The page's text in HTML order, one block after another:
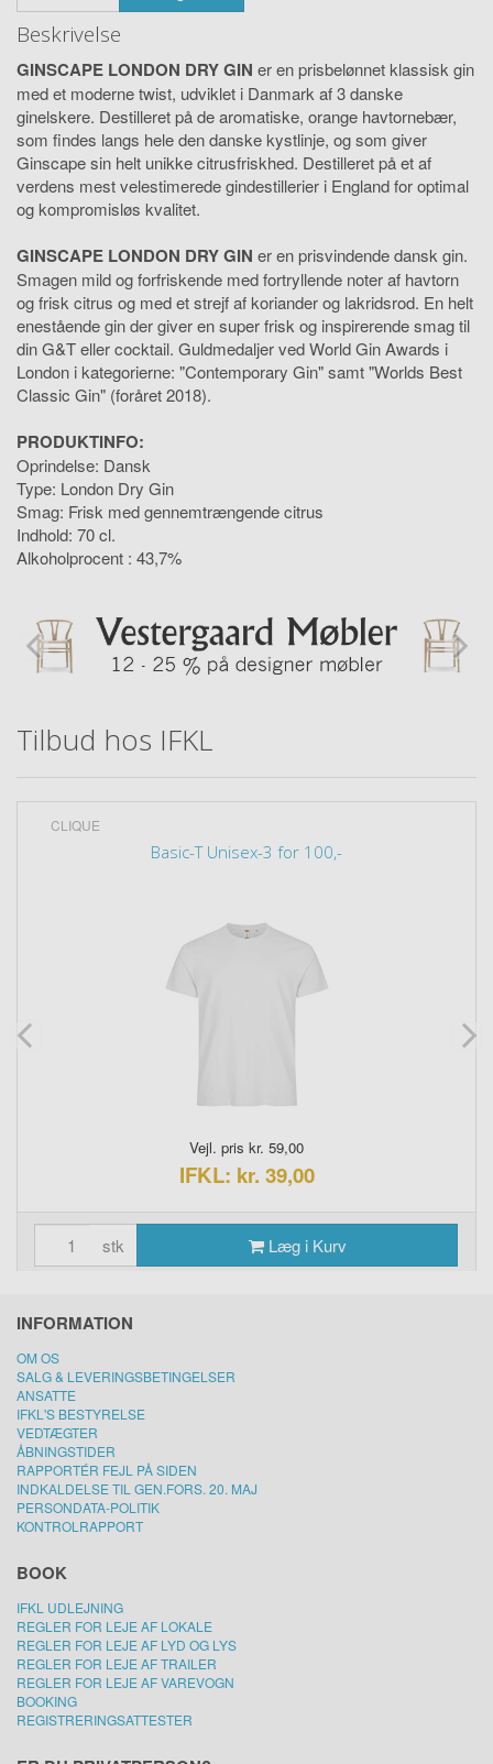
Beskrivelse
GINSCAPE LONDON DRY GIN er en prisbelønnet klassisk gin
med et moderne twist, udviklet i Danmark af 3 danske
ginelskere. Destilleret på de aromatiske, orange havtornebær,
som findes langs hele den danske kystlinje, og som giver
Ginscape sin helt unikke citrusfriskhed. Destilleret på et af
verdens mest velestimerede gindestillerier i England for optimal
og kompromisløs kvalitet.
GINSCAPE LONDON DRY GIN er en prisvindende dansk gin.
Smagen mild og forfriskende med fortryllende noter af havtorn
og frisk citrus og med et strejf af koriander og lakridsrod. En helt
enestående gin der giver en super frisk og inspirerende smag til
din G&T eller cocktail. Guldmedaljer ved World Gin Awards i
London i kategorierne: "Contemporary Gin" samt "Worlds Best
Classic Gin" (foråret 2018).
PRODUKTINFO:
Oprindelse: Dansk
Type: London Dry Gin
Smag: Frisk med gennemtrængende citrus
Indhold: 70 cl.
Alkoholprocent : 43,7%
Tilbud hos IFKL
CLIQUE
Basic-T Unisex-3 for 100,-
Vejl. pris kr. 59,00
IFKL: kr. 39,00
stk Læg i Kurv
INFORMATION
OM OS
SALG & LEVERINGSBETINGELSER
ANSATTE
IFKL'S BESTYRELSE
VEDTÆGTER
ÅBNINGSTIDER
RAPPORTÉR FEJL PÅ SIDEN
INDKALDELSE TIL GEN.FORS. 20. MAJ
PERSONDATA-POLITIK
KONTROLRAPPORT
BOOK
IFKL UDLEJNING
REGLER FOR LEJE AF LOKALE
REGLER FOR LEJE AF LYD OG LYS
REGLER FOR LEJE AF TRAILER
REGLER FOR LEJE AF VAREVOGN
BOOKING
REGISTRERINGSATTESTER